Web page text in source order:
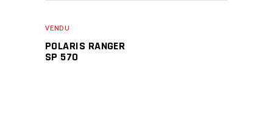
VENDU
POLARIS RANGER
SP 570